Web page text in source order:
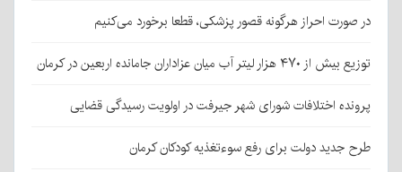
در صورت احراز هرگونه قصور پزشکی، قطعا برخورد می‌کنیم
توزیع بیش از ۴۷۰ هزار لیتر آب میان عزاداران جامانده اربعین در کرمان
پرونده اختلافات شورای شهر جیرفت در اولویت رسیدگی قضایی
طرح جدید دولت برای رفع سوءتغذیه کودکان کرمان